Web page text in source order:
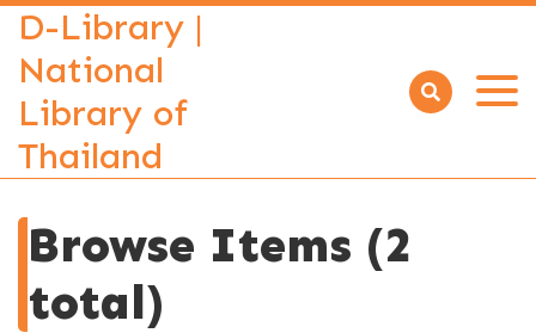
D-Library |
National
Library of
Thailand
Open
Browse Items (2
total)